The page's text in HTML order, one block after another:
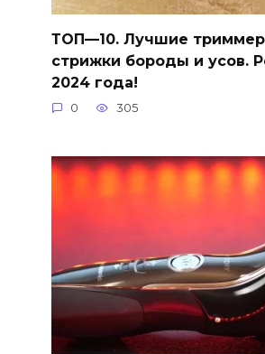
ТОП—10. Лучшие
стрижки бороды и усов.
2024 года!
0 305